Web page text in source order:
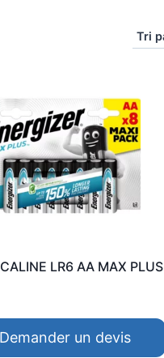
LR6 AA MAX PLUS
Demander un devis